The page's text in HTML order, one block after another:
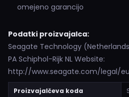
omejeno garancijo
Podatki proizvajalca:
Seagate Technology (Netherlands)
PA Schiphol-Rijk NL Website:
http://www.seagate.com/legal/
Proizvajalčeva koda